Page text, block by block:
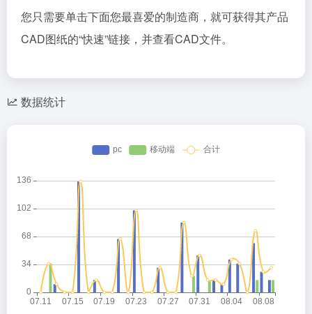
您只需要单击下面您最喜爱的制造商，就可获得其产品
CAD图纸的“快速”链接，并查看CAD文件。
数据统计